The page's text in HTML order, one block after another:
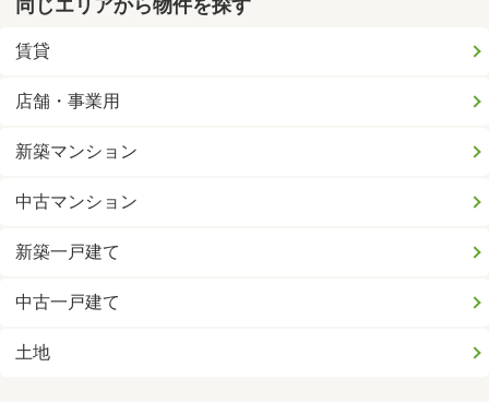
同じエリアから物件を探す
賃貸
店舗・事業用
新築マンション
中古マンション
新築一戸建て
中古一戸建て
土地